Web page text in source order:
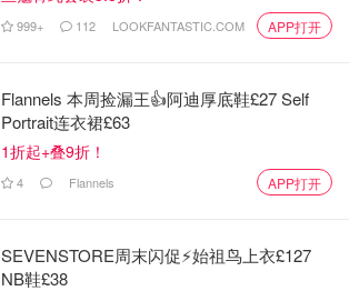
999+ 112 LOOKFANTASTIC.COM APP打开
Flannels 本周捡漏王👍阿迪厚底鞋£27 Self
Portrait连衣裙£63
1折起+叠9折！
4 Flannels APP打开
SEVENSTORE周末闪促⚡️始祖鸟上衣£127
NB鞋£38